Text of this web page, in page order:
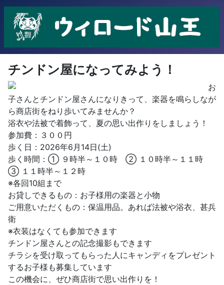
チンドン屋になってみよう！
お
子さんとチンドン屋さんになりきって、楽器を鳴らしなが
ら商店街をねり歩いてみませんか？
浴衣や法被で着飾って、夏の思い出作りをしましょう！
参加費：３００円
歩く日：2026年6月14日(土)
歩く時間：① ９時半～１０時 ② １０時半～１１時
③ １１時半～１２時
※各回10組まで
お貸しできるもの：お子様用の楽器と小物
ご用意いただくもの：保温用品。あれば法被や浴衣、甚兵
衛
※衣装はなくても参加できます
チンドン屋さんとの記念撮影もできます
チラシを受け取ってもらった人にキャンディをプレゼント
するお子様も募集しています
この機会に、ぜひ商店街で思い出作りを！